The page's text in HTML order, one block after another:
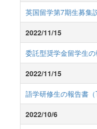
英国留学第7期生募集
2022/11/15
委託型奨学金留学生の
2022/11/15
語学研修生の報告書（
2022/10/6